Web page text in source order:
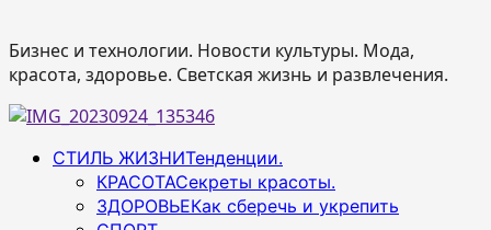
Бизнес и технологии. Новости культуры. Мода,
красота, здоровье. Светская жизнь и развлечения.
Основное
СТИЛЬ ЖИЗНИТенденции.
КРАСОТАСекреты красоты.
ЗДОРОВЬЕКак сберечь и укрепить